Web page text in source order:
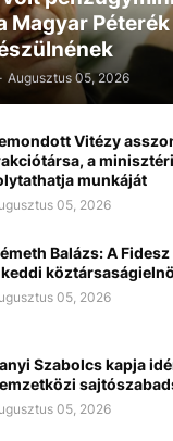
Magyar
Augusztus 05, 2026
Vitézy
a
munkáját
05, 2026
Balázs: A
keddi
05, 2026
Szabolcs kapja
05, 2026